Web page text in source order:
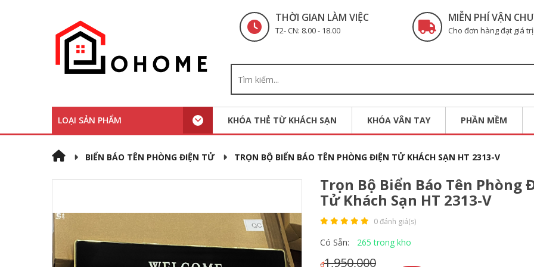
THỜI GIAN LÀM VIỆC
T2- CN: 8.00 - 18.00
MIỄN PHÍ VẬN
Cho đơn hàng đạt giá trị
LOẠI SẢN PHẨM KHÓA THẺ TỪ KHÁCH SẠN KHÓA VÂN TAY PHẦN MỀM
BIỂN BÁO TÊN PHÒNG ĐIỆN TỬ TRỌN BỘ BIỂN BÁO TÊN PHÒNG ĐIỆN TỬ KHÁCH SẠN HT 2313-V
Trọn Bộ Biển Báo Tên Phòng
Tử Khách Sạn HT 2313-V
0 đánh giá(s)
Có Sẵn: 265 trong kho
₫1,950,000
Khóa Tủ Đồ HT9139
-20%
Khóa Thẻ Từ HL8503
2,000,000 ₫
-42%